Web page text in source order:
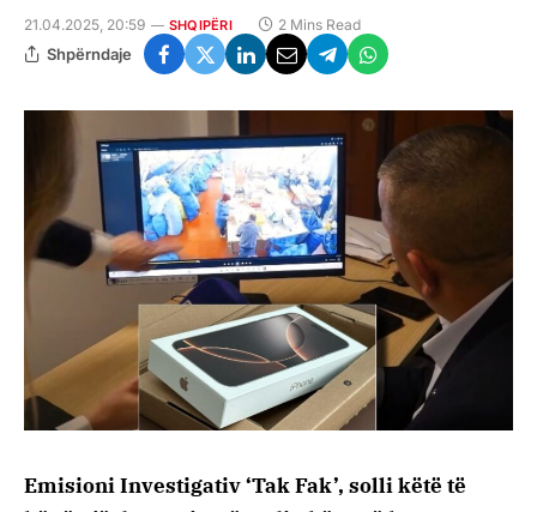
21.04.2025, 20:59 SHQIPËRI 2 Mins Read
Shpërndaje
Emisioni Investigativ ‘Tak Fak’, solli këtë të